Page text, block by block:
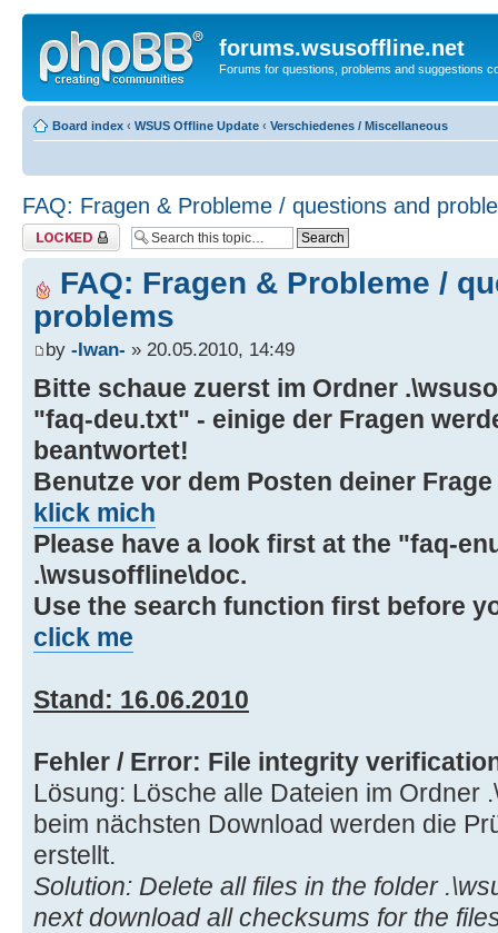
forums.wsusoffline.net
Forums for questions, problems and suggestions
Board index ‹ WSUS Offline Update ‹ Verschiedenes / Miscellaneous
FAQ: Fragen & Probleme / questions and
Topic locked
FAQ: Fragen & Probleme /
problems
by -Iwan- » 20.05.2010, 14:49
Bitte schaue zuerst im Ordner
"faq-deu.txt" - einige der Fragen
beantwortet!
Benutze vor dem Posten deiner
klick mich
Please have a look first at the "faq-
.\wsusoffline\doc.
Use the search function first before
click me
Stand: 16.06.2010
Fehler / Error: File integrity
Lösung: Lösche alle Dateien im Ordner
beim nächsten Download werden die
erstellt.
Solution: Delete all files in the folder
next download all checksums for the